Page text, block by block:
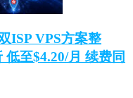
ISP VPS方案整
至$4.20/月 续费同